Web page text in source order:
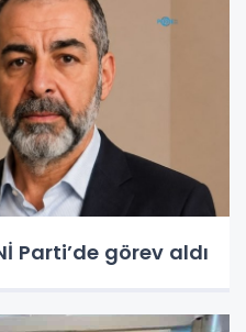
Parti’de görev aldı